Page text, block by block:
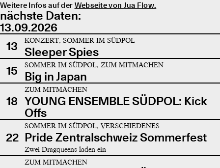
Weitere Infos auf der Webseite von Jua Flow.
nächste Daten:
13.09.2026
13
KONZERT, SOMMER IM SÜDPOL
Sleeper Spies
15
SOMMER IM SÜDPOL, ZUM MITMACHEN
Big in Japan
18
ZUM MITMACHEN
YOUNG ENSEMBLE SÜDPOL: Kick
Offs
22
SOMMER IM SÜDPOL, VERSCHIEDENES
Pride Zentralschweiz Sommerfest
Zwei Dragqueens laden ein
ZUM MITMACHEN